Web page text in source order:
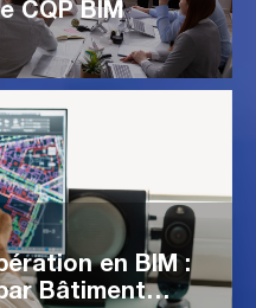
CQP BIM
en BIM :
Bâtiment…